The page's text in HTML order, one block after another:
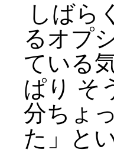
しばら
るオプ
ている
ぱり そ
分ちょ
た」と